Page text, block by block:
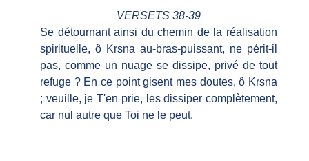
VERSETS 38-39
Se détournant ainsi du chemin de la réalisation
spirituelle, ô Krsna au-bras-puissant, ne périt-il
pas, comme un nuage se dissipe, privé de tout
refuge ? En ce point gisent mes doutes, ô Krsna
; veuille, je T'en prie, les dissiper complètement,
car nul autre que Toi ne le peut.